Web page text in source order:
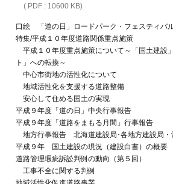
( PDF : 10600 KB)
口絵 「道の日」ロードパーク・フェスティバ
特集/平成１０年度道路関係重点施策
平成１０年度重点施策について～「国土建設
ト」への転換～
中心市街地の活性化について
地域活性化を支援する道路整備
安心して住める国土の実現
平成９年度「道の日」中央行事報告
平成９年度「道路をまもる月間」行事報告
地方行事報告 北海道建設局･各地方建設局・
平成９年 国土建設の現況（建設白書）の概要
道路管理瑕疵訴訟判例の動向（第５回）
工事不全に関する判例